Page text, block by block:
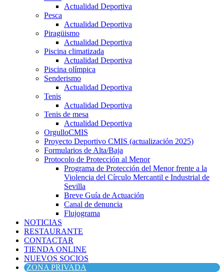
Actualidad Deportiva
Pesca
Actualidad Deportiva
Piragüismo
Actualidad Deportiva
Piscina climatizada
Actualidad Deportiva
Piscina olímpica
Senderismo
Actualidad Deportiva
Tenis
Actualidad Deportiva
Tenis de mesa
Actualidad Deportiva
OrgulloCMIS
Proyecto Deportivo CMIS (actualización 2025)
Formularios de Alta/Baja
Protocolo de Protección al Menor
Programa de Protección del Menor frente a la
Violencia del Círculo Mercantil e Industrial de
Sevilla
Breve Guía de Actuación
Canal de denuncia
Flujograma
NOTICIAS
RESTAURANTE
CONTACTAR
TIENDA ONLINE
NUEVOS SOCIOS
ZONA PRIVADA